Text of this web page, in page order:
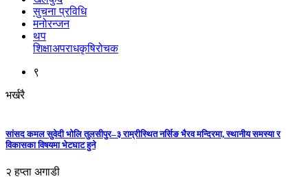
सुचना प्रविधि
मनोरन्जन
थप
शिक्षाअपराधकृषिरोचक
९
भर्खरै
सांसद कमल सुवेदी भोलि तुलसीपुर–३ राम्रीस्थित नर्सिङ भैरव मन्दिरमा, स्थानीय समस्या र
विकासका विषयमा भेटघाट हुने
२ हप्ता अगाडी